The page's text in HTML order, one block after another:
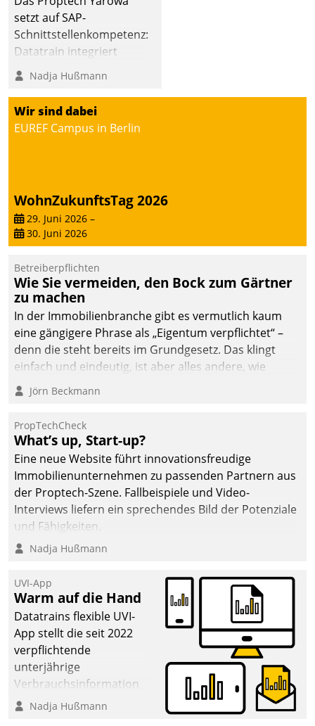
abgeben – rund um die
Uhr.
setzt auf SAP-
Schnittstellenkompetenz:
Datatrain integriert
Yarowas Portal zur
Vergabe und Verwaltung
von Aufträgen der
operativen
Instandhaltung in die
– und beschleunigt damit
den Weg vom
Mieteranliegen zum
Nadja Hußmann
Wir sind dabei
EUREF Campus in Berlin
WohnZukunftsTag 2026
29. Juni 2026 –
30. Juni 2026
Betreiberpflichten
Wie Sie vermeiden, den Bock zum Gärtner
zu machen
In der Immobilienbranche gibt es vermutlich kaum
eine gängigere Phrase als „Eigentum verpflichtet“ –
denn die steht bereits im Grundgesetz. Das klingt
einfach und eindeutig, ist aber alles andere, wie
Branchenbeschäftigte wissen. Denn mit der
Verantwortung folgen Verpflichtungen.
Jörn Beckmann
PropTechCheck
What’s up, Start-up?
Eine neue Website führt innovationsfreudige
Immobilienunternehmen zu passenden Partnern aus
der Proptech-Szene. Fallbeispiele und Video-
Interviews liefern ein sprechendes Bild der Potenziale
und Fähigkeiten.
Nadja Hußmann
UVI-App
Warm auf die Hand
Datatrains flexible UVI-
App stellt die seit 2022
verpflichtende
unterjährige
Verbrauchsinformation
schnell, zuverlässig und
Nadja Hußmann